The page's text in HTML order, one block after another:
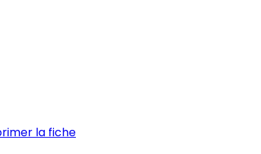
la fiche